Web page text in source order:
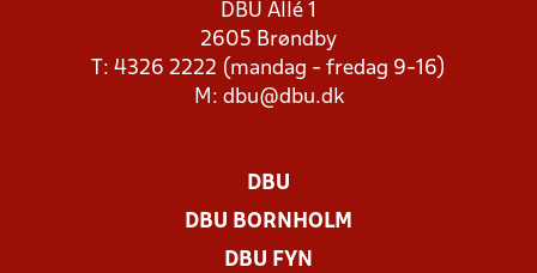
DBU Allé 1
2605 Brøndby
T: 4326 2222 (mandag - fredag 9-16)
M: dbu@dbu.dk
DBU
DBU BORNHOLM
DBU FYN